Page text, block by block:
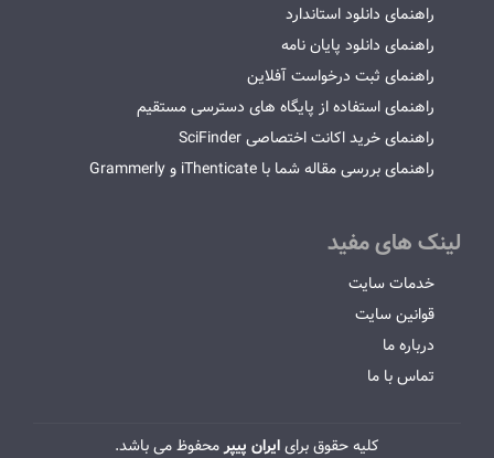
راهنمای دانلود استاندارد
راهنمای دانلود پایان نامه
راهنمای ثبت درخواست آفلاین
راهنمای استفاده از پایگاه های دسترسی مستقیم
راهنمای خرید اکانت اختصاصی SciFinder
راهنمای بررسی مقاله شما با iThenticate و Grammerly
لینک های مفید
خدمات سایت
قوانین سایت
درباره ما
تماس با ما
کلیه حقوق برایایران پیپرمحفوظ می باشد.